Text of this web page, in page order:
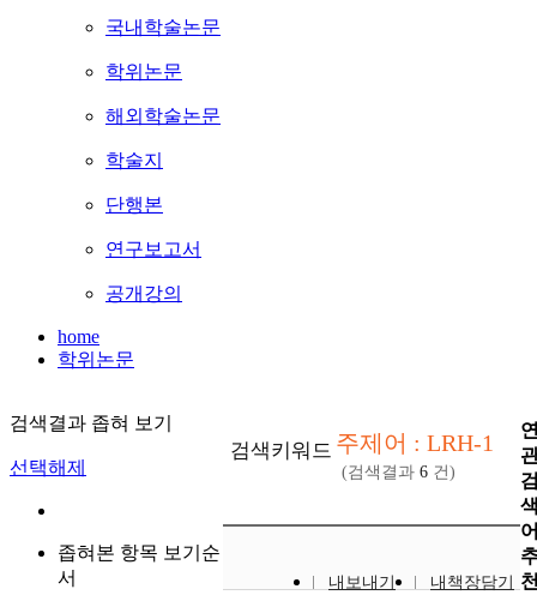
국내학술논문
학위논문
해외학술논문
학술지
단행본
연구보고서
공개강의
home
학위논문
검색결과 좁혀 보기
선택해제
좁혀본 항목 보기순
서
검색키워드 주제어 : LRH-1
(검색결과 6 건)
내보내기
내책장담기